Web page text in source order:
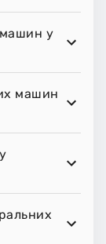
у
машин